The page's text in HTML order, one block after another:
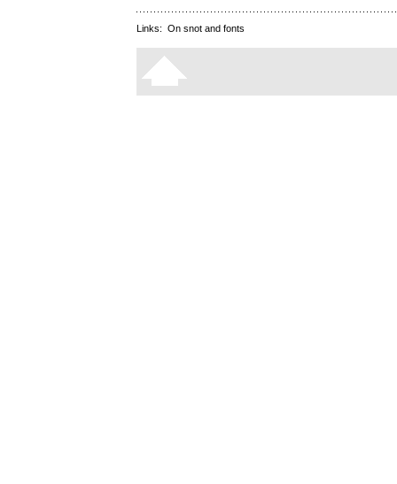
Links: On snot and fonts